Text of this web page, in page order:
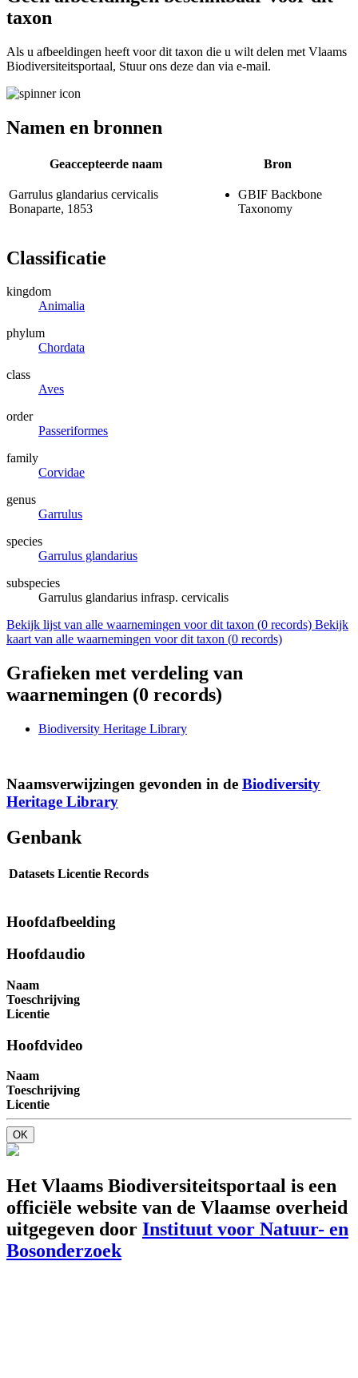
taxon
Als u afbeeldingen heeft voor dit taxon die u wilt delen met Vlaams
Biodiversiteitsportaal, Stuur ons deze dan via e-mail.
Namen en bronnen
Geaccepteerde naam Bron
Garrulus glandarius cervicalis
Bonaparte, 1853
GBIF Backbone
Taxonomy
Classificatie
kingdom
Animalia
phylum
Chordata
class
Aves
order
Passeriformes
family
Corvidae
genus
Garrulus
species
Garrulus glandarius
subspecies
Garrulus glandarius infrasp. cervicalis
Bekijk lijst van alle waarnemingen voor dit taxon (0 records) Bekijk
kaart van alle waarnemingen voor dit taxon (0 records)
Grafieken met verdeling van
waarnemingen (0 records)
Biodiversity Heritage Library
Naamsverwijzingen gevonden in de Biodiversity
Heritage Library
Genbank
Datasets Licentie Records
Hoofdafbeelding
Hoofdaudio
Naam
Toeschrijving
Licentie
Hoofdvideo
Naam
Toeschrijving
Licentie
OK
Het Vlaams Biodiversiteitsportaal is een
officiële website van de Vlaamse overheid
uitgegeven door Instituut voor Natuur- en
Bosonderzoek